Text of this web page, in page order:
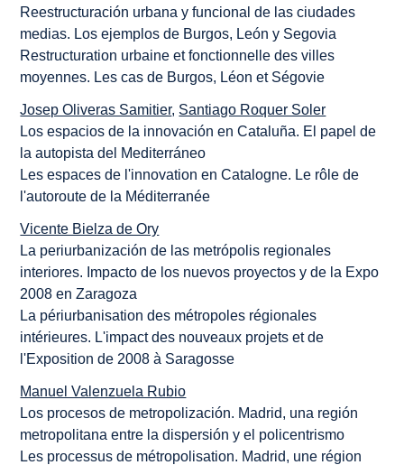
Reestructuración urbana y funcional de las ciudades
medias. Los ejemplos de Burgos, León y Segovia
Restructuration urbaine et fonctionnelle des villes
moyennes. Les cas de Burgos, Léon et Ségovie
Josep Oliveras Samitier, Santiago Roquer Soler
Los espacios de la innovación en Cataluña. El papel de
la autopista del Mediterráneo
Les espaces de l'innovation en Catalogne. Le rôle de
l'autoroute de la Méditerranée
Vicente Bielza de Ory
La periurbanización de las metrópolis regionales
interiores. Impacto de los nuevos proyectos y de la Expo
2008 en Zaragoza
La périurbanisation des métropoles régionales
intérieures. L'impact des nouveaux projets et de
l'Exposition de 2008 à Saragosse
Manuel Valenzuela Rubio
Los procesos de metropolización. Madrid, una región
metropolitana entre la dispersión y el policentrismo
Les processus de métropolisation. Madrid, une région